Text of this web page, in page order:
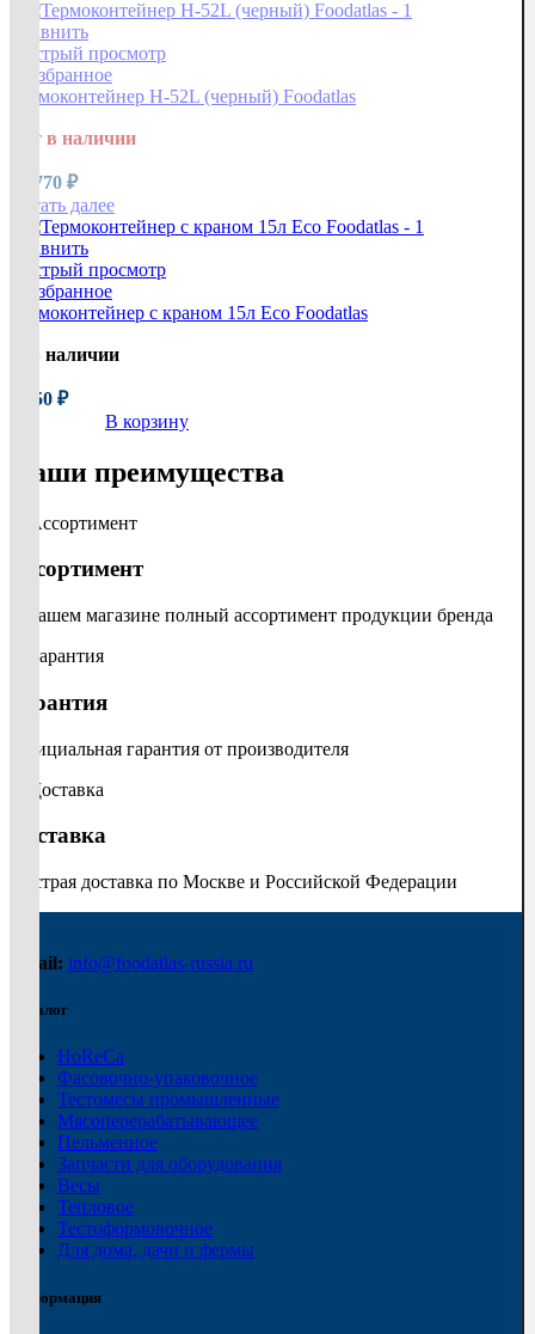
Сравнить
Быстрый просмотр
В избранное
Термоконтейнер H-52L (черный) Foodatlas
Нет в наличии
10 770 ₽
Читать далее
Сравнить
Быстрый просмотр
В избранное
Термоконтейнер с краном 15л Eco Foodatlas
В наличии
5 750 ₽
В корзину
Наши преимущества
Ассортимент
В нашем магазине полный ассортимент продукции бренда
Гарантия
Официальная гарантия от производителя
Доставка
Быстрая доставка по Москве и Российской Федерации
Email: info@foodatlas-russia.ru
Каталог
HoReCa
Фасовочно-упаковочное
Тестомесы промышленные
Мясоперерабатывающее
Пельменное
Запчасти для оборудования
Весы
Тепловое
Тестоформовочное
Для дома, дачи и фермы
Информация